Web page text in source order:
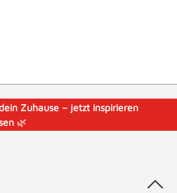
Zuhause – jetzt inspirieren
🌿